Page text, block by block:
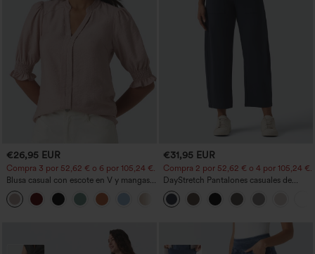
€26,95 EUR
Compra 3 por 52,62 € o 6 por 105,24 €.
Blusa casual con escote en V y mangas
cortas abullonadas
€31,95 EUR
Compra 2 por 52,62 € o 4 por 105,24 €.
DayStretch Pantalones casuales de
cintura alta con pernera tipo barril y
bolsillos